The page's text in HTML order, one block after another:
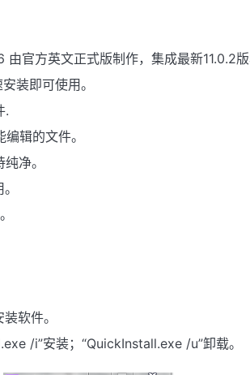
官方英文正式版制作，集成最新11.0.2
装即可使用。
.
辑的文件。
净。
软件。
/i”安装；“QuickInstall.exe /u”卸载。